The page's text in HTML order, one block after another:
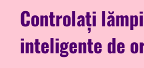
Controlați
inteligente de